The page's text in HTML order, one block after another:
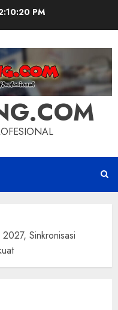
PM
Sinkronisasi